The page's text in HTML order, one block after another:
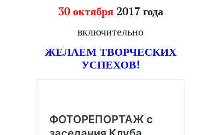
30 октября2017 года
включительно
ЖЕЛАЕМ ТВОРЧЕСКИХ
УСПЕХОВ!